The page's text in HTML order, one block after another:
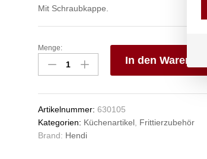
Mit Schraubkappe.
Salz-
und
Pfefferstreuer,
ø80x(H)195mm
Anzahl
Menge:
In den
Artikelnummer: 630105
Kategorien: Küchenartikel, Frittierzubehör
Brand: Hendi